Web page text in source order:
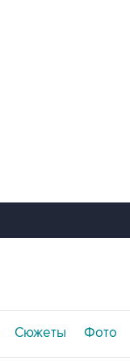
Сюжеты Фото